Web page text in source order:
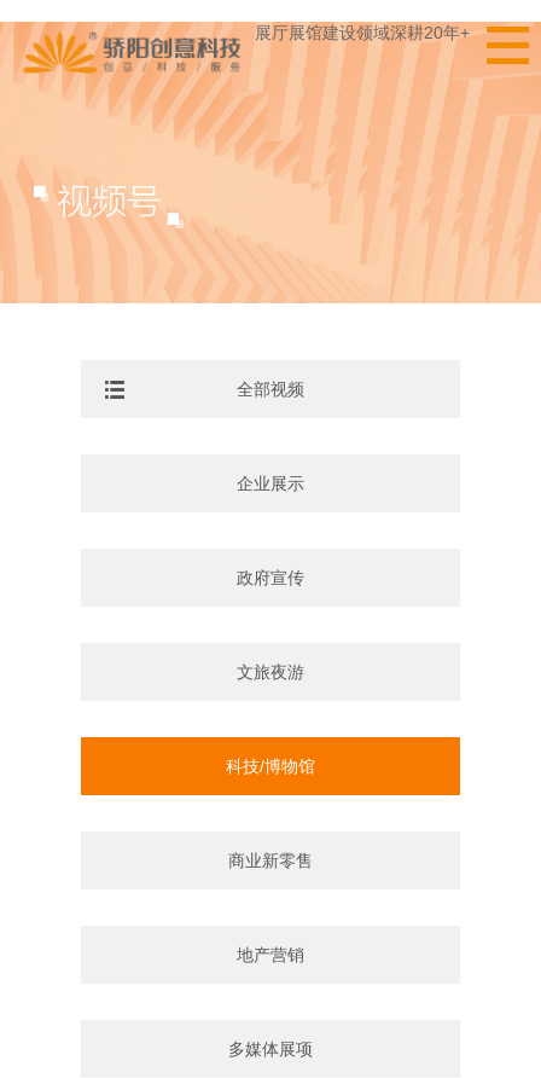
展厅展馆建设领域深耕20年+
全部视频
企业展示
政府宣传
文旅夜游
科技/博物馆
商业新零售
地产营销
多媒体展项